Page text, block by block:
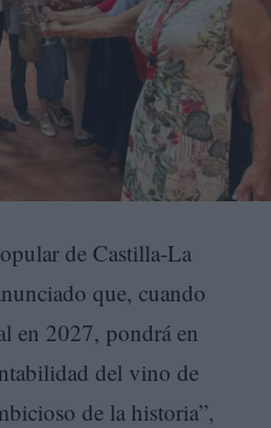
de Castilla-La
que, cuando
en 2027, pondrá en
del vino de
de la historia”,